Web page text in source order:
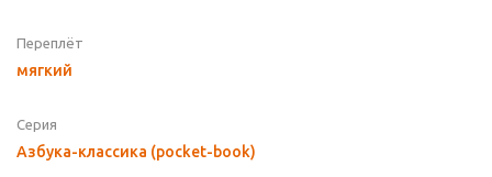
Переплёт
мягкий
Серия
Азбука-классика (pocket-book)